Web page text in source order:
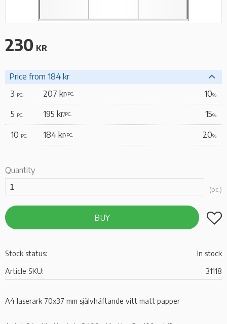
230 KR
Price from 184 kr
3 PC. 207 kr/PC. 10%
5 PC. 195 kr/PC. 15%
10 PC. 184 kr/PC. 20%
Quantity
pc.
BUY Add
Stock status
In stock
Article SKU
31118
A4 laserark 70x37 mm självhäftande vitt matt papper